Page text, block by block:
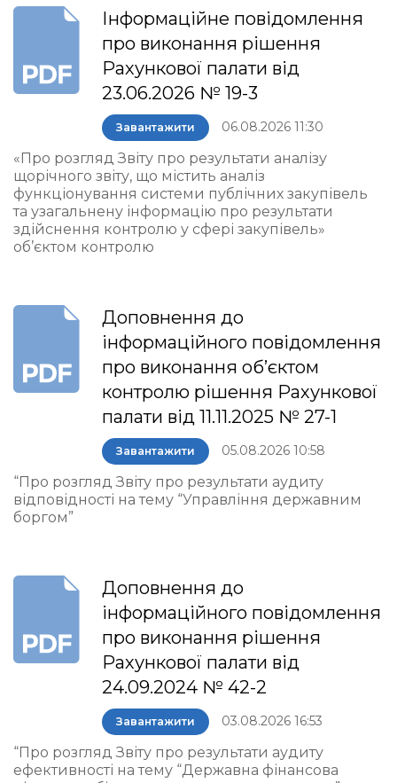
Інформаційне повідомлення
про виконання рішення
Рахункової палати від
23.06.2026 № 19-3
Завантажити 06.08.2026 11:30
«Про розгляд Звіту про результати аналізу
щорічного звіту, що містить аналіз
функціонування системи публічних закупівель
та узагальнену інформацію про результати
здійснення контролю у сфері закупівель»
об’єктом контролю
Доповнення до
інформаційного повідомлення
про виконання об’єктом
контролю рішення Рахункової
палати від 11.11.2025 № 27-1
Завантажити 05.08.2026 10:58
“Про розгляд Звіту про результати аудиту
відповідності на тему “Управління державним
боргом”
Доповнення до
інформаційного повідомлення
про виконання рішення
Рахункової палати від
24.09.2024 № 42-2
Завантажити 03.08.2026 16:53
“Про розгляд Звіту про результати аудиту
ефективності на тему “Державна фінансова